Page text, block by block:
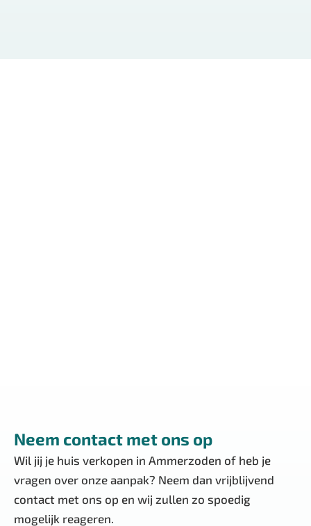
Neem contact met ons op
Wil jij je huis verkopen in Ammerzoden of heb je
vragen over onze aanpak? Neem dan vrijblijvend
contact met ons op en wij zullen zo spoedig
mogelijk reageren.